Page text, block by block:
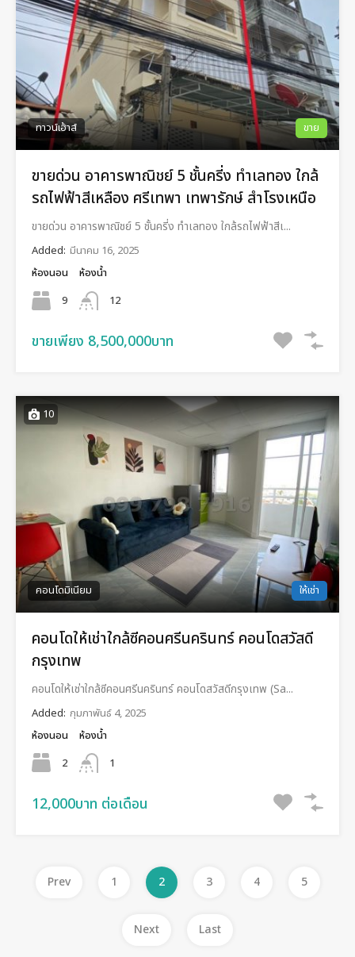
ทาวน์เฮ้าส์ ขาย
ขายด่วน อาคารพาณิชย์ 5 ชั้นครี่ง ทำเลทอง ใกล้
รถไฟฟ้าสีเหลือง ศรีเทพา เทพารักษ์ สำโรงเหนือ
ขายด่วน อาคารพาณิชย์ 5 ชั้นครี่ง ทำเลทอง ใกล้รถไฟฟ้าสีเ...
Added: มีนาคม 16, 2025
ห้องนอน
9
ห้องน้ำ
12
ขายเพียง 8,500,000บาท
10
คอนโดมิเนียม ให้เช่า
คอนโดให้เช่าใกล้ซีคอนศรีนครินทร์ คอนโดสวัสดี
กรุงเทพ
คอนโดให้เช่าใกล้ซีคอนศรีนครินทร์ คอนโดสวัสดีกรุงเทพ (Sa...
Added: กุมภาพันธ์ 4, 2025
ห้องนอน
2
ห้องน้ำ
1
12,000บาท ต่อเดือน
Prev 1 2 3 4 5
Next Last